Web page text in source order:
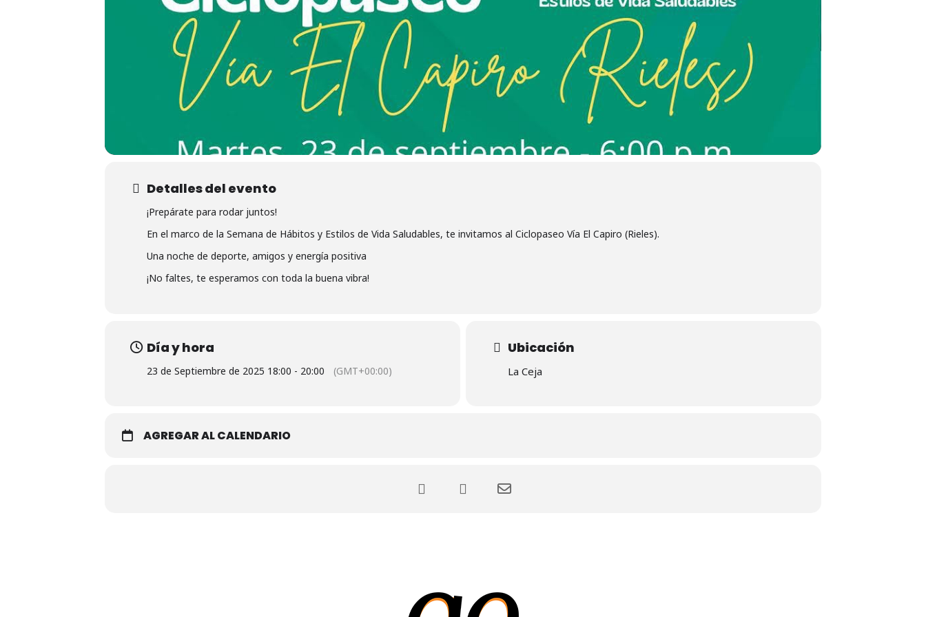
Detalles del evento
¡Prepárate para rodar juntos!
En el marco de la Semana de Hábitos y Estilos de Vida Saludables, te invitamos al Ciclopaseo Vía El Capiro (Rieles).
Una noche de deporte, amigos y energía positiva
¡No faltes, te esperamos con toda la buena vibra!
Día y hora
23 de Septiembre de 2025 18:00 - 20:00 (GMT+00:00)
Ubicación
La Ceja
AGREGAR AL CALENDARIO